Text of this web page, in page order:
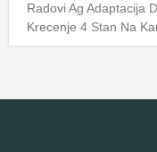
Radovi Ag Adaptacija
Krecenje 4 Stan Na